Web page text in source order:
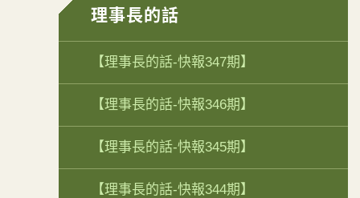
理事長的話
【理事長的話-快報347期】
【理事長的話-快報346期】
【理事長的話-快報345期】
【理事長的話-快報344期】